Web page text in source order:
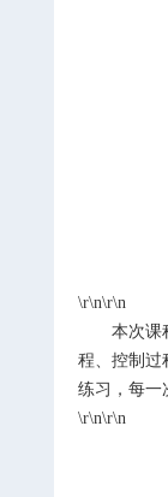
\r\n\r\n
本次课
程、控制过
练习，每一
\r\n\r\n